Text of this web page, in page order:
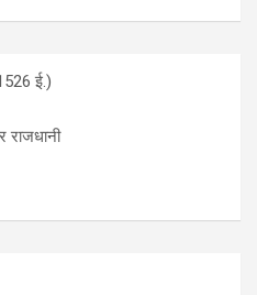
ई.)
राजधानी